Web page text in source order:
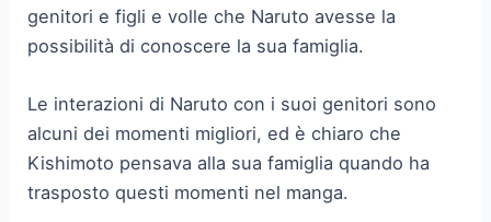
genitori e figli e volle che Naruto avesse la
possibilità di conoscere la sua famiglia.
Le interazioni di Naruto con i suoi genitori sono
alcuni dei momenti migliori, ed è chiaro che
Kishimoto pensava alla sua famiglia quando ha
trasposto questi momenti nel manga.